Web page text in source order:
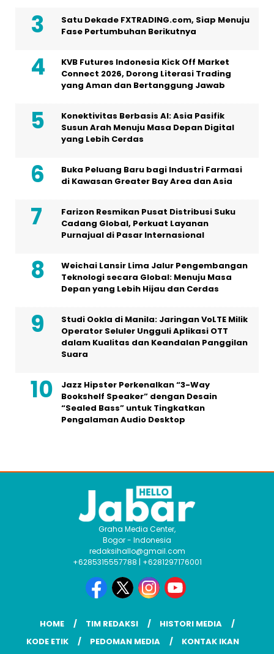
Satu Dekade FXTRADING.com, Siap Menuju
Fase Pertumbuhan Berikutnya
KVB Futures Indonesia Kick Off Market
Connect 2026, Dorong Literasi Trading
yang Aman dan Bertanggung Jawab
Konektivitas Berbasis AI: Asia Pasifik
Susun Arah Menuju Masa Depan Digital
yang Lebih Cerdas
Buka Peluang Baru bagi Industri Farmasi
di Kawasan Greater Bay Area dan Asia
Farizon Resmikan Pusat Distribusi Suku
Cadang Global, Perkuat Layanan
Purnajual di Pasar Internasional
Weichai Lansir Lima Jalur Pengembangan
Teknologi secara Global: Menuju Masa
Depan yang Lebih Hijau dan Cerdas
Studi Ookla di Manila: Jaringan VoLTE Milik
Operator Seluler Ungguli Aplikasi OTT
dalam Kualitas dan Keandalan Panggilan
Suara
Jazz Hipster Perkenalkan “3-Way
Bookshelf Speaker” dengan Desain
“Sealed Bass” untuk Tingkatkan
Pengalaman Audio Desktop
Graha Media Center,
Bogor - Indonesia
redaksihallo@gmail.com
+6285315557788 | +6281297176001
HOME TIM REDAKSI
HISTORI MEDIA
KODE ETIK
PEDOMAN MEDIA KONTAK IKAN